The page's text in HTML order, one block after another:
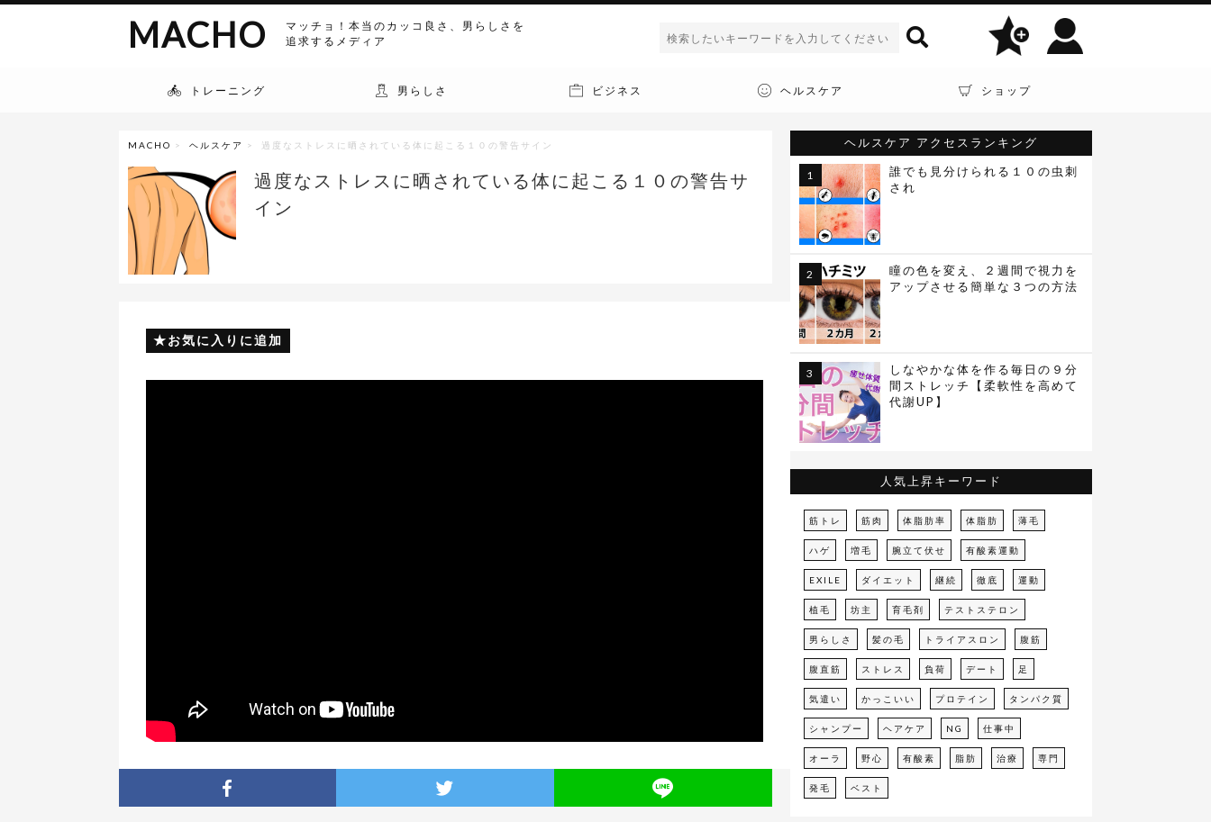
マッチョ！本当のカッコ良さ、男らしさを
追求するメディア
MACHO
トレーニング 男らしさ ビジネス ヘルスケア ショップ
MACHO > ヘルスケア > 過度なストレスに晒されている体に起こる１０の警告サイン
過度なストレスに晒されている体に起こる１０の警告サ
イン
お気に入りに追加
ヘルスケア アクセスランキング
誰でも見分けられる１０の虫刺
され
瞳の色を変え、２週間で視力を
アップさせる簡単な３つの方法
しなやかな体を作る毎日の９分
間ストレッチ【柔軟性を高めて
代謝UP】
人気上昇キーワード
筋トレ 筋肉 体脂肪率 体脂肪 薄毛
ハゲ 増毛 腕立て伏せ 有酸素運動
EXILE ダイエット 継続 徹底 運動
植毛 坊主 育毛剤 テストステロン
男らしさ 髪の毛 トライアスロン 腹筋
腹直筋 ストレス 負荷 デート 足
気遣い かっこいい プロテイン タンパク質
シャンプー ヘアケア NG 仕事中
オーラ 野心 有酸素 脂肪 治療 専門
発毛 ベスト